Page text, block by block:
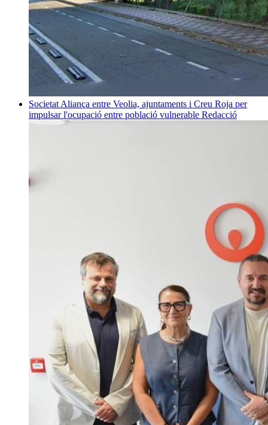
Societat Aliança entre Veolia, ajuntaments i Creu Roja per
impulsar l'ocupació entre població vulnerable Redacció